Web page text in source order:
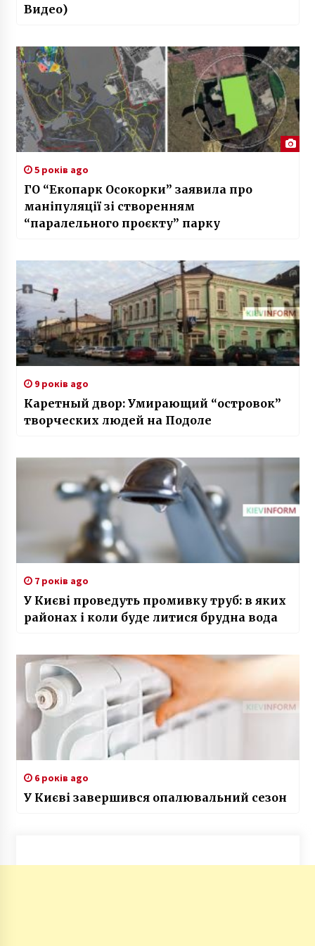
Видео)
5 років ago
ГО “Екопарк Осокорки” заявила про
маніпуляції зі створенням
“паралельного проєкту” парку
9 років ago
Каретный двор: Умирающий “островок”
творческих людей на Подоле
7 років ago
У Києві проведуть промивку труб: в яких
районах і коли буде литися брудна вода
6 років ago
У Києві завершився опалювальний сезон